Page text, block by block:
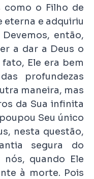
o Filho de
eterna e adquiriu
então,
a dar a Deus o
Ele era bem
profundezas
maneira, mas
da Sua infinita
Seu único
nesta questão,
segura do
quando Ele
à morte. Pois